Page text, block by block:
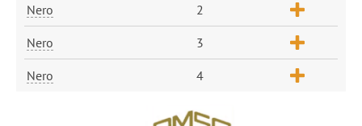
Nero 2
Nero 3
Nero 4